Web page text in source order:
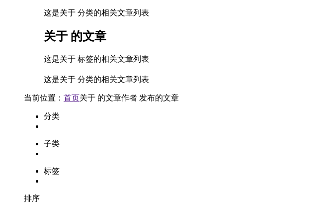
这是关于 分类的相关文章列表
关于 的文章
这是关于 标签的相关文章列表
这是关于 分类的相关文章列表
当前位置： 首页关于 的文章作者 发布的文章
分类
子类
标签
排序